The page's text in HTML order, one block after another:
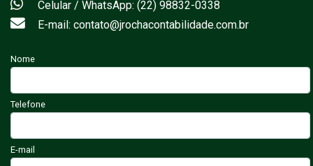
Celular / WhatsApp: (22) 98832-0338
E-mail: contato@jrochacontabilidade.com.br
Nome
Telefone
E-mail